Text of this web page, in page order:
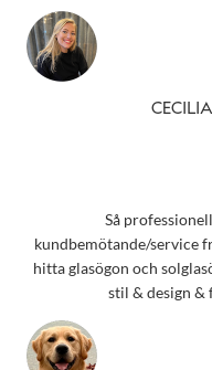
Så
kundbemötande/service
hitta glasögon och
stil & design &